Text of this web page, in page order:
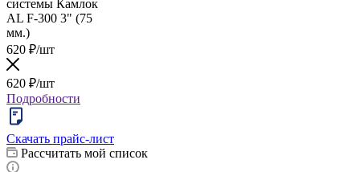
620 ₽/шт
620 ₽/шт
Подробности
Скачать прайс-лист
Рассчитать мой список